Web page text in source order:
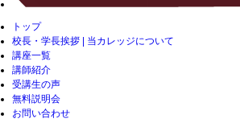
トップ
校長・学長挨拶 | 当カレッジについて
講座一覧
講師紹介
受講生の声
無料説明会
お問い合わせ